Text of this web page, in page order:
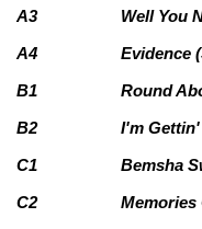
A3
Well You
A4
Evidence
B1
Round
B2
I'm Gettin'
C1
Bemsha
C2
Memories